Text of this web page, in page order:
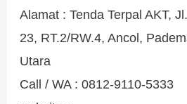
Alamat : Tenda Terpal AKT,
23, RT.2/RW.4, Ancol,
Utara
Call / WA : 0812-9110-5333